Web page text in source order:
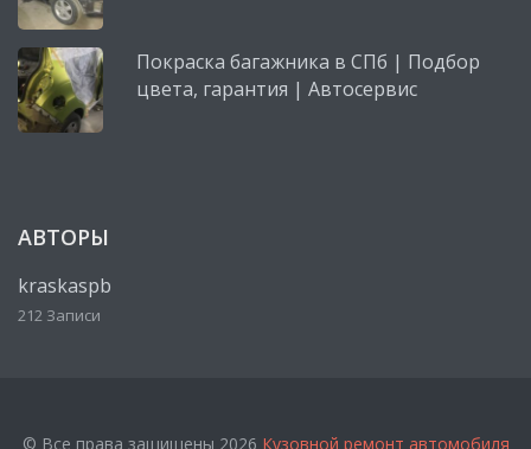
Покраска багажника в СПб | Подбор
цвета, гарантия | Автосервис
АВТОРЫ
kraskaspb
212 Записи
© Все права защищены 2026 Кузовной ремонт автомобиля